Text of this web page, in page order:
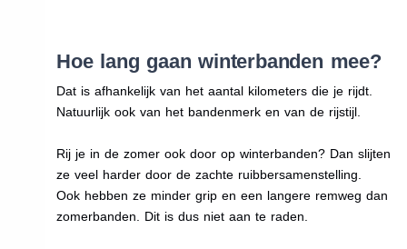
Hoe lang gaan winterbanden mee?
Dat is afhankelijk van het aantal kilometers die je rijdt.
Natuurlijk ook van het bandenmerk en van de rijstijl.
Rij je in de zomer ook door op winterbanden? Dan slijten
ze veel harder door de zachte ruibbersamenstelling.
Ook hebben ze minder grip en een langere remweg dan
zomerbanden. Dit is dus niet aan te raden.